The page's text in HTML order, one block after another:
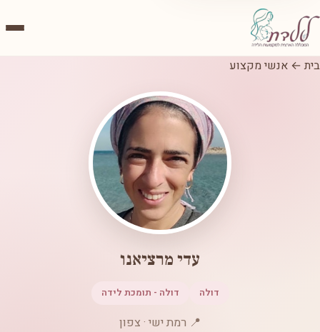
בית ← אנשי מקצוע
עדי מרציאנו
דולה דולה - תומכת לידה
📍 רמת ישי · צפון